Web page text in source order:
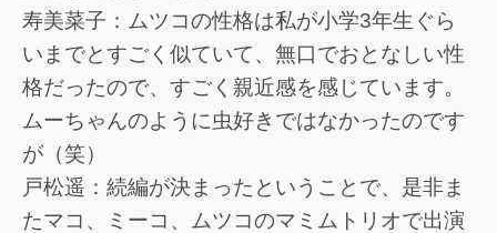
寿美菜子：ムツコの性格は私が小学3年生ぐら
いまでとすごく似ていて、無口でおとなしい性
格だったので、すごく親近感を感じています。
ムーちゃんのように虫好きではなかったのです
が（笑）
戸松遥：続編が決まったということで、是非ま
たマコ、ミーコ、ムツコのマミムトリオで出演